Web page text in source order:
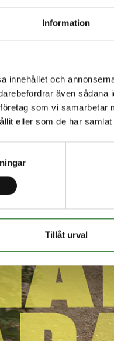
Information
innehållet och
även sådana
som vi
eller som de har
Tillåt urval
mest